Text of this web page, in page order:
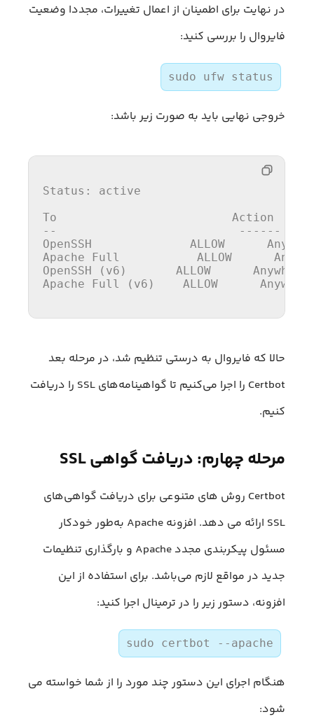
در نهایت برای اطمینان از اعمال تغییرات، مجددا وضعیت
فایروال را بررسی کنید:
sudo ufw status
خروجی نهایی باید به صورت زیر باشد:
Status: active
To
--                          ------
OpenSSH
Apache
Full
ALLOW
OpenSSH (v6)       ALLOW
Apache
Full (v6)    ALLOW
حالا که فایروال به درستی تنظیم شد، در مرحله بعد
Certbot را اجرا می‌کنیم تا گواهینامه‌های SSL را دریافت
کنیم.
مرحله چهارم: دریافت گواهی SSL
Certbot روش های متنوعی برای دریافت گواهی‌های
SSL ارائه می دهد. افزونه Apache به‌طور خودکار
مسئول پیکربندی مجدد Apache و بارگذاری تنظیمات
جدید در مواقع لازم می‌باشد. برای استفاده از این
افزونه، دستور زیر را در ترمینال اجرا کنید:
sudo certbot --apache
هنگام اجرای این دستور چند مورد را از شما خواسته می
شود: